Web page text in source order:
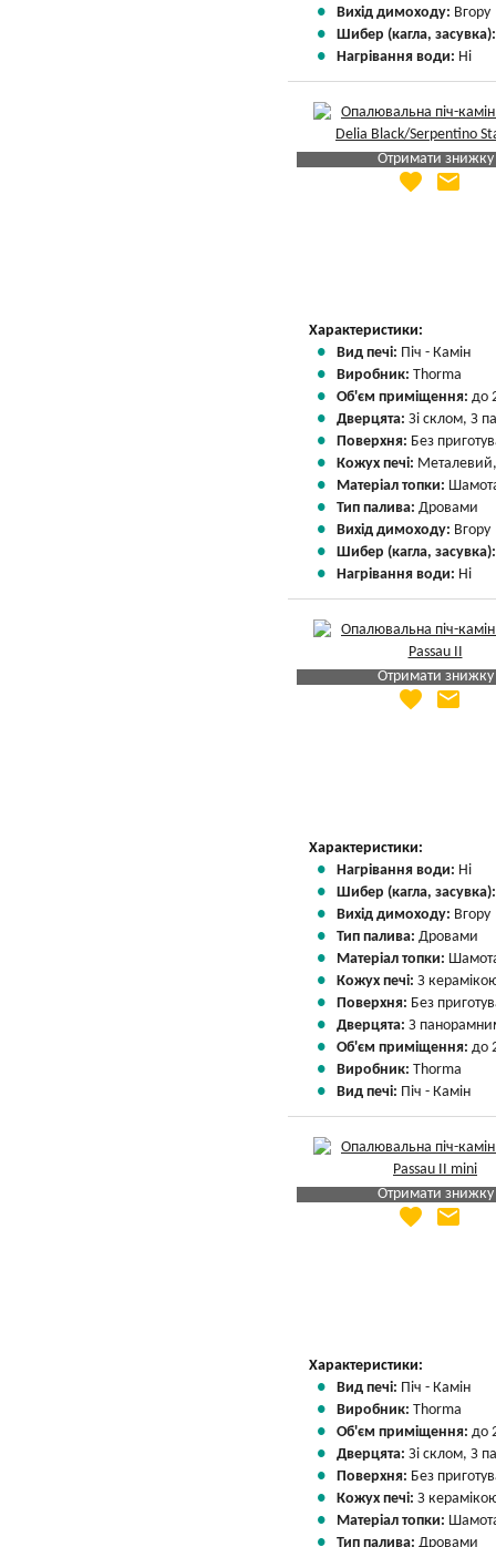
Вихід димоходу: Вгору
Шибер (кагла,
Нагрівання води: Ні
Отримати знижку
Яка Ваша ціна
favorite email
Характеристики:
Вид печі: Піч - Камін
Виробник: Thorma
Об'єм приміщення: до
Дверцята: Зі склом, З
Поверхня: Без
Кожух печі:
Матеріал топки:
Тип палива: Дровами
Вихід димоходу: Вгору
Шибер (кагла,
Нагрівання води: Ні
Отримати знижку
Яка Ваша ціна
favorite email
Характеристики:
Нагрівання води: Ні
Шибер (кагла,
Вихід димоходу: Вгору
Тип палива: Дровами
Матеріал топки:
Кожух печі: З
Поверхня: Без
Дверцята: З
Об'єм приміщення: до
Виробник: Thorma
Вид печі: Піч - Камін
Отримати знижку
Яка Ваша ціна
favorite email
Характеристики:
Вид печі: Піч - Камін
Виробник: Thorma
Об'єм приміщення: до
Дверцята: Зі склом, З
Поверхня: Без
Кожух печі: З
Матеріал топки:
Тип палива: Дровами